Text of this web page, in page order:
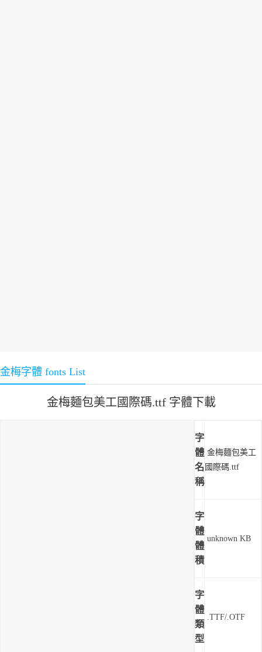
金梅字體 fonts List
金梅麵包美工國際碼.ttf 字體下載
字
體
名
稱
金梅麵包美工
國際碼.ttf
字
體
體
積
unknown KB
字
體
類
型
.TTF/.OTF